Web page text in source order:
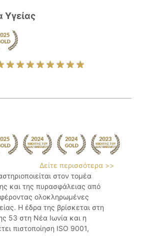
Υγείας
Δείτε περισσότερα >>
στον τομέα
και της πυρασφάλειας από
ολοκληρωμένες
Η έδρα της βρίσκεται στη
53 στη Νέα Ιωνία και η
πιστοποίηση ISO 9001,